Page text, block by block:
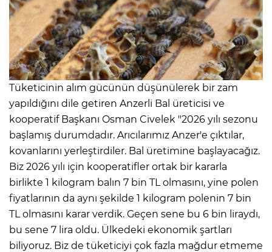
Tüketicinin alım gücünün düşünülerek bir zam
yapıldığını dile getiren Anzerli Bal üreticisi ve
kooperatif Başkanı Osman Civelek "2026 yılı sezonu
başlamış durumdadır. Arıcılarımız Anzer'e çıktılar,
kovanlarını yerleştirdiler. Bal üretimine başlayacağız.
Biz 2026 yılı için kooperatifler ortak bir kararla
birlikte 1 kilogram balın 7 bin TL olmasını, yine polen
fiyatlarının da aynı şekilde 1 kilogram polenin 7 bin
TL olmasını karar verdik. Geçen sene bu 6 bin liraydı,
bu sene 7 lira oldu. Ülkedeki ekonomik şartları
biliyoruz. Biz de tüketiciyi çok fazla mağdur etmeme